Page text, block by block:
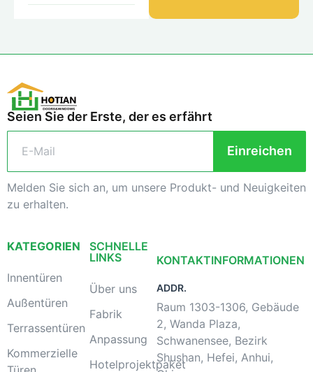
Seien Sie der Erste, der es erfährt
Einreichen
Melden Sie sich an, um unsere Produkt- und Neuigkeiten
zu erhalten.
KATEGORIEN
Innentüren
Außentüren
Terrassentüren
Kommerzielle
SCHNELLE
LINKS
Über uns
Fabrik
Anpassung
Hotelprojektpaket
KONTAKTINFORMATIONEN
ADDR.
Raum 1303-1306, Gebäude
2, Wanda Plaza,
Schwanensee, Bezirk
Shushan, Hefei, Anhui,